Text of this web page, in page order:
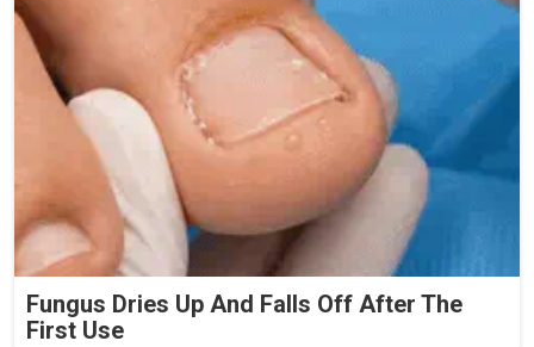
Fungus Dries Up And Falls Off After The
First Use